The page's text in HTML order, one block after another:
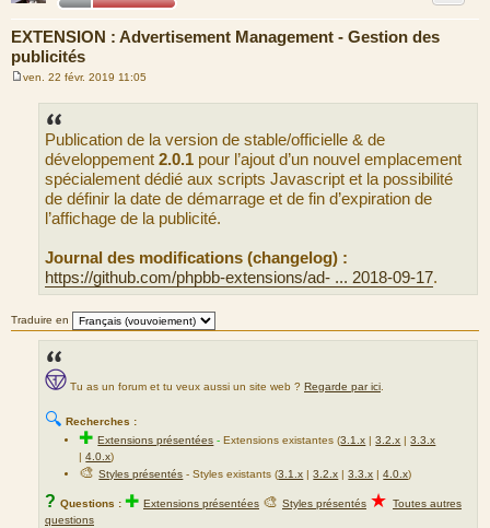
EXTENSION : Advertisement Management - Gestion des
publicités
ven. 22 févr. 2019 11:05
Publication de la version de stable/officielle & de
développement 2.0.1 pour l’ajout d’un nouvel emplacement
spécialement dédié aux scripts Javascript et la possibilité
de définir la date de démarrage et de fin d’expiration de
l’affichage de la publicité.
Journal des modifications (changelog) :
https://github.com/phpbb-extensions/ad- ... 2018-09-17.
Traduire en
Tu as un forum et tu veux aussi un site web ? Regarde par ici
🔍 Recherches :
✚Extensions présentées -Extensions existantes (3.1.x |3.2.x |3.3.x
|4.0.x)
🎨Styles présentés - Styles existants (3.1.x |3.2.x |3.3.x |4.0.x)
? Questions : ✚ Extensions présentées 🎨 Styles présentés ★ Toutes autres
questions